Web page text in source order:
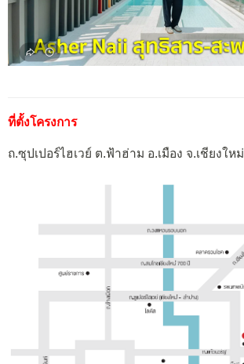
ที่ตั้งโครงการ
ถ.ซุปเปอร์ไฮเวย์ ต.ฟ้าฮ่าม อ.เมือง จ.เชียงใหม่